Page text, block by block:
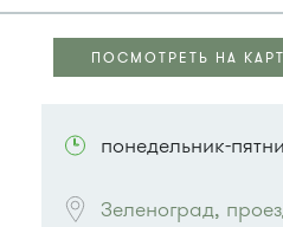
ПОСМОТРЕТЬ НА
понедельник-
Зеленоград,